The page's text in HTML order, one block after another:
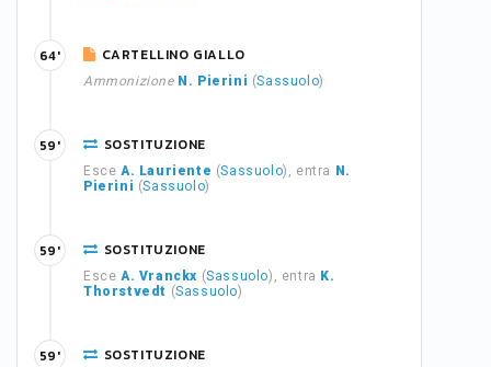
CARTELLINO GIALLO
Ammonizione N. Pierini (Sassuolo)
64'
SOSTITUZIONE
Esce A. Lauriente (Sassuolo), entra
N.
Pierini (Sassuolo)
59'
SOSTITUZIONE
Esce A. Vranckx (Sassuolo), entra K.
Thorstvedt (Sassuolo)
59'
SOSTITUZIONE
59'